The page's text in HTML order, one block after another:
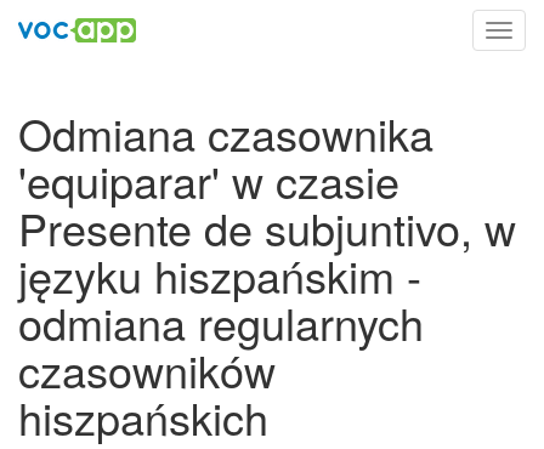
Odmiana czasownika
'equiparar' w czasie
Presente de subjuntivo, w
języku hiszpańskim -
odmiana regularnych
czasowników
hiszpańskich